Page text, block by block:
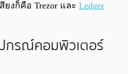
ยงก็คือ Trezor และ Ledger
กรณ์คอมพิวเตอร์